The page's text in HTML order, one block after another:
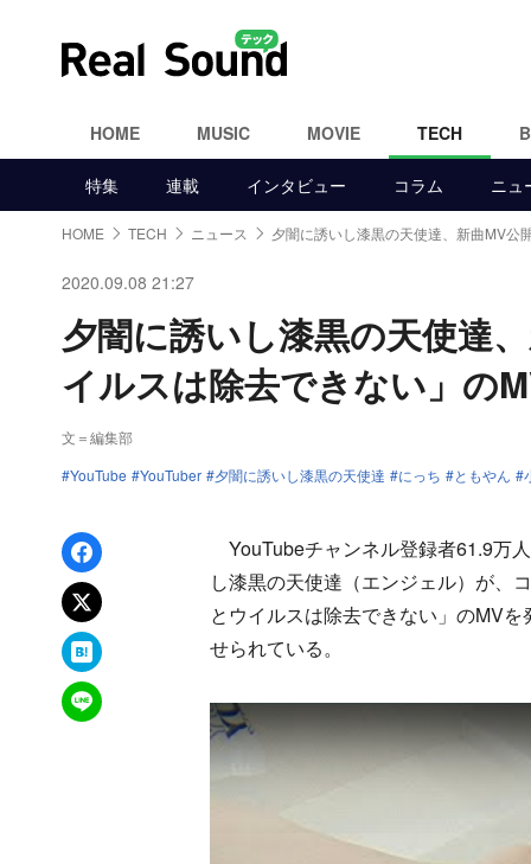
HOME MUSIC MOVIE TECH
特集 連載 インタビュー コラム ニュ
HOME TECH ニュース 夕闇に誘いし漆黒の天使達、新曲MV公
2020.09.08 21:27
夕闇に誘いし漆黒の天使達
イルスは除去できない」の
文＝編集部
YouTube
YouTuber 夕闇に誘いし漆黒の天使達 にっち ともやん
Facebookでシェア
xでポスト
はてなブックマーク
LINEで送る
YouTubeチャンネル登録者61.9万
し漆黒の天使達（エンジェル）が、
とウイルスは除去できない」のMV
せられている。